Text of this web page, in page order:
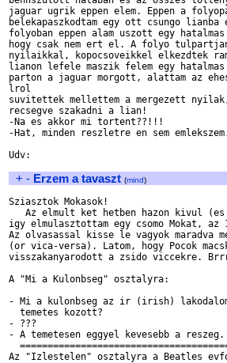
jaguar ugrik eppen elem. Eppen a
belekapaszkodtam egy ott csungo
folyoban eppen alam uszott egy
hogy csak nem ert el. A folyo tulpartjan
nyilaikkal, kopocsoveikkel elkezdtek
lianon lefele maszik felem egy
parton a jaguar morgott, alattam az
lrol
suvitettek mellettem a mergezett
recsegve szakadni a lian!
-Na es akkor mi tortent??!!!
-Hat, minden reszletre en sem
Udv:
+ - Erzem a tavaszt (mind)
Sziasztok Mokasok!
Az elmult ket hetben hazon kivul
igy elmulasztottam egy csomo Mokat, az
Az olvasassal kisse le vagyok maradva
(or vica-versa). Latom, hogy Pocok
visszakanyarodott a zsido viccekre.
A "Mi a Kulonbseg" osztalyra:
- Mi a kulonbseg az ir (irish)
  temetes kozott?
- ???
- A temetesen eggyel kevesebb a reszeg.
Az "Izlestelen" osztalyra a Beatles